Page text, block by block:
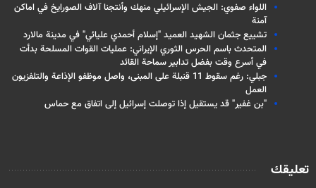
اللواء صفوي: الجيش الإسرائيلي منهك وأنتجنا آلاف الصورايخ في اماكن
آمنة
تشييع جثمان الشهيد العميد "إسلام أحمدي عليائي" في مدينة مالارد
المتحدث باسم الحرس الثوري الإيراني: عمليات القوات المسلحة بدأت
في أسرع وقت بفضل تدابير سماحة القائد
جبلي: رغم سقوط 11 قنبلة على المبنى، واصل موظفو الإذاعة والتلفزيون
العمل
"بن غفير" قد يستقيل إذا توصلت إسرائيل إلى اتفاق مع حماس
تعليقك